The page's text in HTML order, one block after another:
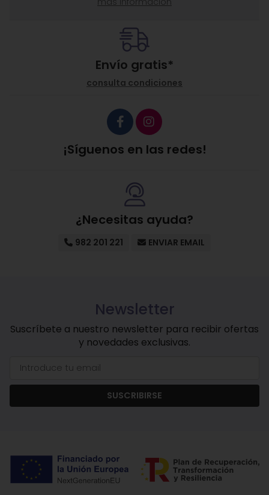
Envío gratis*
consulta condiciones
¡Síguenos en las redes!
¿Necesitas ayuda?
982 201 221 ENVIAR EMAIL
Newsletter
Suscríbete a nuestro newsletter para recibir ofertas
y novedades exclusivas.
SUSCRIBIRSE